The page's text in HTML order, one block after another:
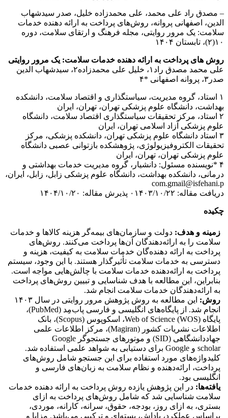
– مصدق راد علی محمد، علی محمدزاده خلیل، صدر سیدشهاب
الدین، اصفهانی پروانه، روش‌های پرداخت به ارائه دهنده خدمات
سلامت: یک مرور روایتی، مجله فرهنگ و ارتقای سلامت، دوره
۱۰(۲)، تابستان ۱۴۰۴
روش های‌ پرداخت‌ به‌ ارائه‌ دهنده‌ خدمات‌ سلامت: یک مرور روایتی
علی محمد مصدق راد۱، خلیل علی محمدزاده۲، سیدشهاب الدین
صدر۳، پروانه اصفهانی *۴
۱ استاد، گروه مدیریت، سیاستگذاری و اقتصاد سلامت، دانشکده
بهداشت، دانشگاه علوم پزشکی تهران، تهران، ایران
۲ استاد، مرکز تحقیقات سیاستگذاری اقتصاد سلامت، دانشگاه
علوم پزشکی آزاد اسلامی تهران، ایران
۳ استاد دانشگاه علوم پزشکی تهران، دانشکده پزشکی، مرکز
تحقیقات الکتروفیزیولوژی، پژوهشکده بازتوانی عصبی دانشگاه
علوم پزشکی تهران، تهران، ایران
۴ *نویسنده مسئول: دانشیار، گروه مدیریت خدمات بهداشتی و
درمانی، دانشکده بهداشت، دانشگاه علوم پزشکی زابل، زابل، ایران،
com.gmail@isfehani.p
دریافت مقاله: ۰۱۴۰۳/۱۰/۲۲ پذیرش مقاله: ۱۴۰۴/۱۰/۲۰
چکیده
زمینه و هدف: دولت و سازمان‌های بیمه‌گر هزینه کالاها و خدمات
سلامت را به ارائه‌دهندگان آن‌ها پرداخت می‌کنند. روش‌های
پرداخت به ارائه دهنده‌گان خدمات سلامت به کیفیت، هزینه و
دسترسی به خدمات سلامت تأثیرگذار هستند. با این وجود، سیستم
پرداخت به ارائه‌دهنده خدمات سلامت با چالش‌هایی مواجه است.
بنابراین، این مطالعه با هدف شناسایی و تبیین روش‌های پرداخت
به ارائه‌دهندگان خدمات سلامت انجام شد.
روش:
این مطالعه به روش پژوهش مرور روایتی در سال ۱۴۰۳
انجام شد. از پایگاه‌های انگلیسی و فارسی پاب‌مِد (PubMed)،
پایگاه Web of Science (WOS)، اسکوپوس (Scopus)
، بانک
اطلاعات نشریات کشور (Magiran)
، مرکز اطلاعات علمی
جهاددانشگاهی (SID) و موتورهای جستجوگر Google
scholar و Google برای دستیابی به شواهد علمی استفاده شد.
کلیدواژه‌های مورد استفاده برای این جستجو شامل روش‌های
پرداخت، ارائه‌دهنده و نظام سلامت به زبان‌های فارسی و
انگلیسی بود.
یافته‌ها: در این پژوهش یازده روش پرداخت به ارائه دهنده خدمات
سلامت شناسایی شد که شامل روش‌های پرداخت به ازای
بستری، به ازای روز، بودجه، حقوق، سرانه، کارانه، موردی،
براساس عملکرد، پاداش، بسته‌ای و ترکیبی می‌باشد. مزایا و